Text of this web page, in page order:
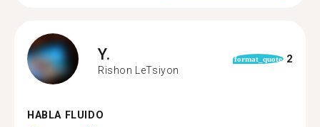
Y.
Rishon LeTsiyon
format_quote 2
HABLA FLUIDO